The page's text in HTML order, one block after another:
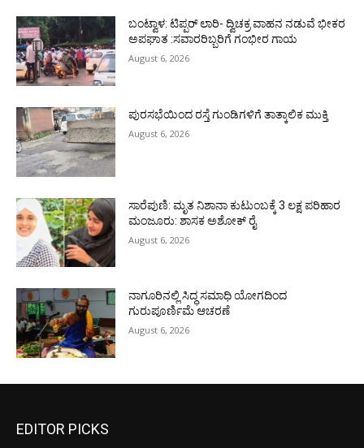
ಬಂಟ್ವಾಳ: ಟಿಪ್ಪರ್ ಲಾರಿ- ದ್ವಿಚಕ್ರ ವಾಹನ ನಡುವೆ ಭೀಕರ
ಅಪಘಾತ :ಸವಾರರಿಬ್ಬರಿಗೆ ಗಂಭೀರ ಗಾಯ
August 6, 2026
ಪುರಸಭೆಯಿಂದ ರಸ್ತೆ ಗುಂಡಿಗಳಿಗೆ ತಾತ್ಕಾಲಿಕ ಮುಕ್ತಿ
August 6, 2026
ಸಾರೆಪುಣಿ: ಮೃತ ನಿಶಾನಾ ಕುಟುಂಬಕ್ಕೆ 3 ಲಕ್ಷ ಪರಿಹಾರ
ಮಂಜೂರು: ಶಾಸಕ ಅಶೋಕ್ ರೈ
August 6, 2026
ನಾಗೂರಿನಲ್ಲಿ ಸಿದ್ಧ ಸಮಾಧಿ ಯೋಗದಿಂದ
ಗುರುಪೂರ್ಣಿಮೆ ಆಚರಣೆ
August 6, 2026
EDITOR PICKS